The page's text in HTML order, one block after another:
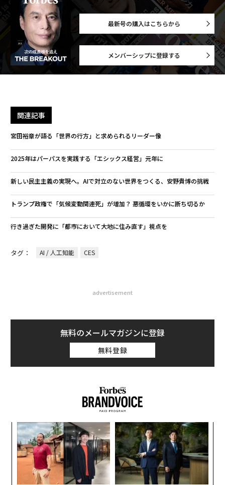
最新号の購入はこちらから
メンバーシップに登録する
関連記事
宮田裕章が語る「世界の行方」と求められるリーダー像
2025年はパーパスを実践する「エシックス経営」元年に
新しい民主主義の実現へ。AIで対立のない世界をつくる、安野貴博の挑戦
トランプ政権で「気候変動関連死」が増加？ 悪循環をいかに断ち切るか
行き過ぎた開発に「都市において大地に住み直す」視点を
タグ： AI / 人工知能 CES
advertisement
無料のメールマガジンに登録
無料登録